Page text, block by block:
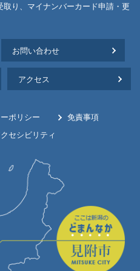
り、マイナンバーカード申請・更
お問い合わせ
アクセス
ポリシー
免責事項
セシビリティ